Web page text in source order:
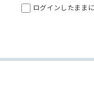
ログインしたまま